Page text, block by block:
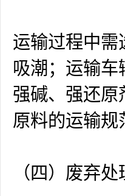
运输过程中需
吸潮；运输
强碱、强还原
原料的运输
（四）废弃处